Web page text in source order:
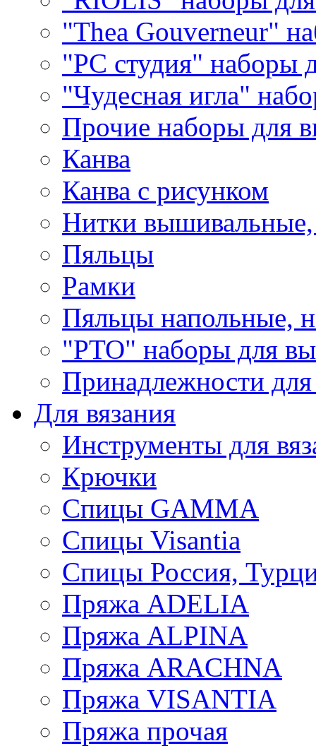
"Thea Gouverneur"
"РС студия" наборы
"Чудесная игла"
Прочие наборы для
Канва
Канва с рисунком
Нитки
Пяльцы
Рамки
Пяльцы напольные,
"РТО" наборы для
Принадлежности
Для вязания
Инструменты для
Крючки
Спицы GAMMA
Спицы Visantia
Спицы Россия,
Пряжа ADELIA
Пряжа ALPINA
Пряжа ARACHNA
Пряжа VISANTIA
Пряжа прочая